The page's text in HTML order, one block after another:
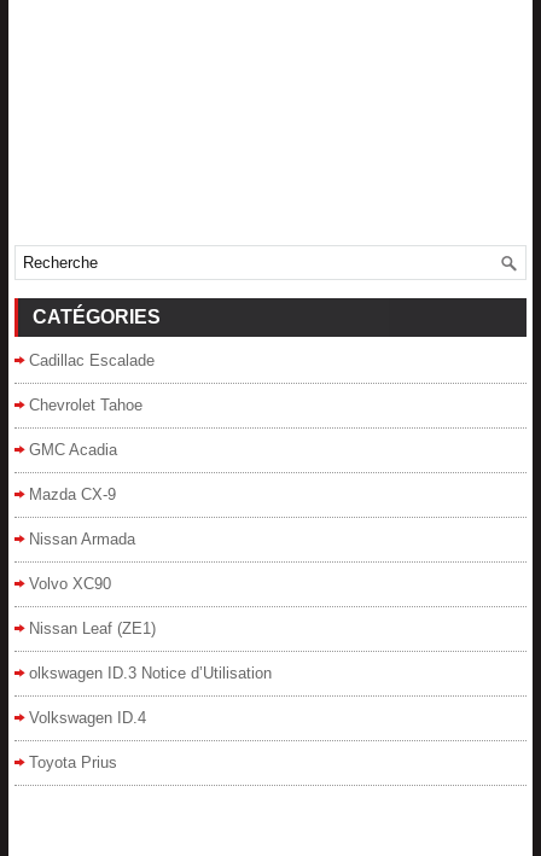
CATÉGORIES
Cadillac Escalade
Chevrolet Tahoe
GMC Acadia
Mazda CX-9
Nissan Armada
Volvo XC90
Nissan Leaf (ZE1)
olkswagen ID.3 Notice d’Utilisation
Volkswagen ID.4
Toyota Prius